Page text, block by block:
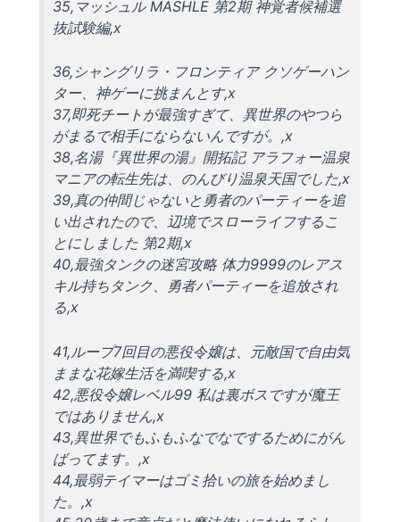
35,マッシュル MASHLE 第2期 神覚者候補選
抜試験編,x
36,シャングリラ・フロンティア クソゲーハン
ター、神ゲーに挑まんとす,x
37,即死チートが最強すぎて、異世界のやつら
がまるで相手にならないんですが。,x
38,名湯『異世界の湯』開拓記 アラフォー温泉
マニアの転生先は、のんびり温泉天国でした,x
39,真の仲間じゃないと勇者のパーティーを追
い出されたので、辺境でスローライフするこ
とにしました 第2期,x
40,最強タンクの迷宮攻略 体力9999のレアス
キル持ちタンク、勇者パーティーを追放され
る,x
41,ループ7回目の悪役令嬢は、元敵国で自由気
ままな花嫁生活を満喫する,x
42,悪役令嬢レベル99 私は裏ボスですが魔王
ではありません,x
43,異世界でもふもふなでなでするためにがん
ばってます。,x
44,最弱テイマーはゴミ拾いの旅を始めまし
た。,x